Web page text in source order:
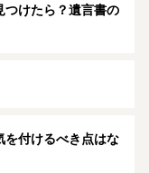
つけたら？遺言書の
を付けるべき点はな